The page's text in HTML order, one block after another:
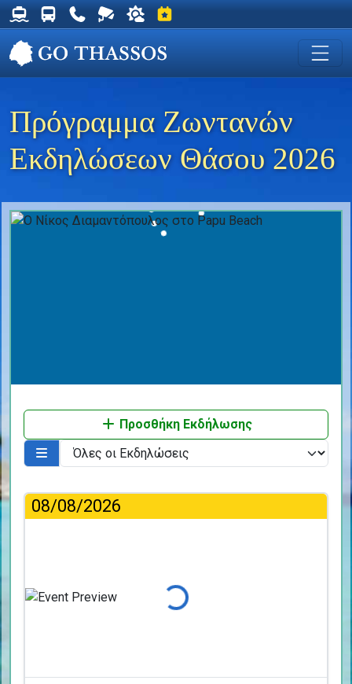
Δρομολόγια Φέρυ για Θάσο
Δρομολόγια Λεωφορείων Θάσου
Χρήσιμα Τηλέφωνα
Ζωντανή Κάμερα στη Χρυσή Ακτή
Ο καιρός στη Θάσο
Εκδηλώσεις στη Θάσο
Πρόγραμμα Ζωντανών
Εκδηλώσεων Θάσου 2026
Προσθήκη Εκδήλωσης
08/08/2026
Φόρτωση...